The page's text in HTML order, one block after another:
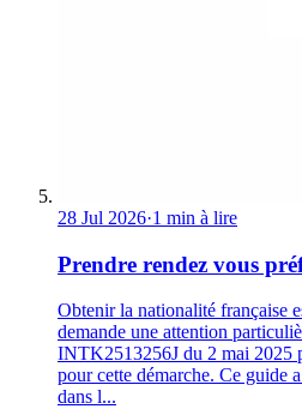
28 Jul 2026·1 min à lire
Prendre rendez vous
Obtenir la nationalité française
demande une attention
INTK2513256J du 2 mai 2025
pour cette démarche. Ce guide
dans l...